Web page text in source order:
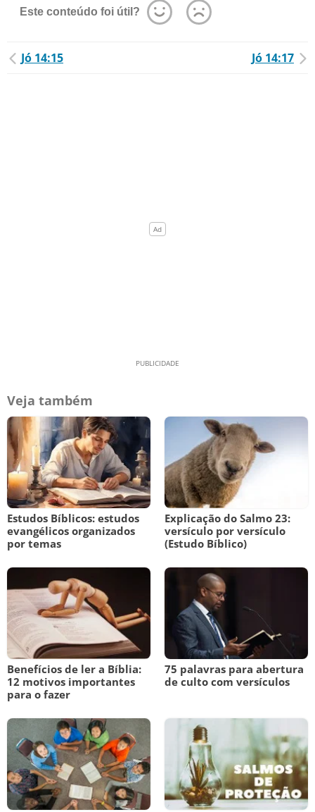
Este conteúdo foi útil?
Jó 14:15 Jó 14:17
Veja também
Estudos Bíblicos: estudos
evangélicos organizados
por temas
Explicação do Salmo 23:
versículo por versículo
(Estudo Bíblico)
Benefícios de ler a Bíblia:
12 motivos importantes
para o fazer
75 palavras para abertura
de culto com versículos